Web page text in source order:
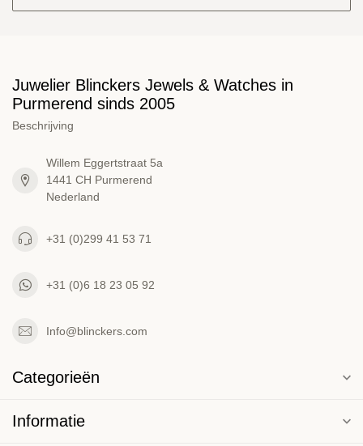
Juwelier Blinckers Jewels & Watches in
Purmerend sinds 2005
Beschrijving
Willem Eggertstraat 5a
1441 CH Purmerend
Nederland
+31 (0)299 41 53 71
+31 (0)6 18 23 05 92
Info@blinckers.com
Categorieën
Informatie